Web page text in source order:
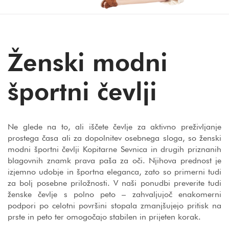
Ženski modni
športni čevlji
Ne glede na to, ali iščete čevlje za aktivno preživljanje
prostega časa ali za dopolnitev osebnega sloga, so ženski
modni športni čevlji Kopitarne Sevnica in drugih priznanih
blagovnih znamk prava paša za oči. Njihova prednost je
izjemno udobje in športna eleganca, zato so primerni tudi
za bolj posebne priložnosti. V naši ponudbi preverite tudi
ženske čevlje s polno peto – zahvaljujoč enakomerni
podpori po celotni površini stopala zmanjšujejo pritisk na
prste in peto ter omogočajo stabilen in prijeten korak.